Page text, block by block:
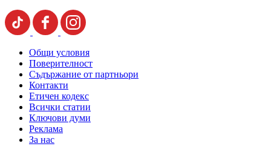
Общи условия
Поверителност
Съдържание от партньори
Контакти
Етичен кодекс
Всички статии
Ключови думи
Реклама
За нас